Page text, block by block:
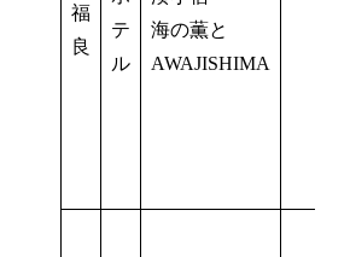
福
良
テ
ル
海の薫と
AWAJISHIMA